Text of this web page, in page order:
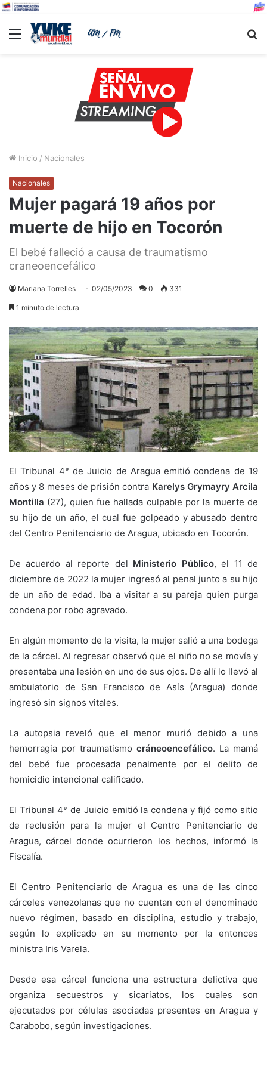
Menu
Inicio / Nacionales
Nacionales
Mujer pagará 19 años por
muerte de hijo en Tocorón
El bebé falleció a causa de traumatismo
craneoencefálico
Mariana Torrelles 02/05/2023 0 331
1 minuto de lectura
El Tribunal 4° de Juicio de Aragua emitió condena de 19
años y 8 meses de prisión contra Karelys Grymayry Arcila
Montilla (27), quien fue hallada culpable por la muerte de
su hijo de un año, el cual fue golpeado y abusado dentro
del Centro Penitenciario de Aragua, ubicado en Tocorón.
De acuerdo al reporte del Ministerio Público, el 11 de
diciembre de 2022 la mujer ingresó al penal junto a su hijo
de un año de edad. Iba a visitar a su pareja quien purga
condena por robo agravado.
En algún momento de la visita, la mujer salió a una bodega
de la cárcel. Al regresar observó que el niño no se movía y
presentaba una lesión en uno de sus ojos. De allí lo llevó al
ambulatorio de San Francisco de Asís (Aragua) donde
ingresó sin signos vitales.
La autopsia reveló que el menor murió debido a una
hemorragia por traumatismo cráneoencefálico. La mamá
del bebé fue procesada penalmente por el delito de
homicidio intencional calificado.
El Tribunal 4° de Juicio emitió la condena y fijó como sitio
de reclusión para la mujer el Centro Penitenciario de
Aragua, cárcel donde ocurrieron los hechos, informó la
Fiscalía.
El Centro Penitenciario de Aragua es una de las cinco
cárceles venezolanas que no cuentan con el denominado
nuevo régimen, basado en disciplina, estudio y trabajo,
según lo explicado en su momento por la entonces
ministra Iris Varela.
Desde esa cárcel funciona una estructura delictiva que
organiza secuestros y sicariatos, los cuales son
ejecutados por células asociadas presentes en Aragua y
Carabobo, según investigaciones.